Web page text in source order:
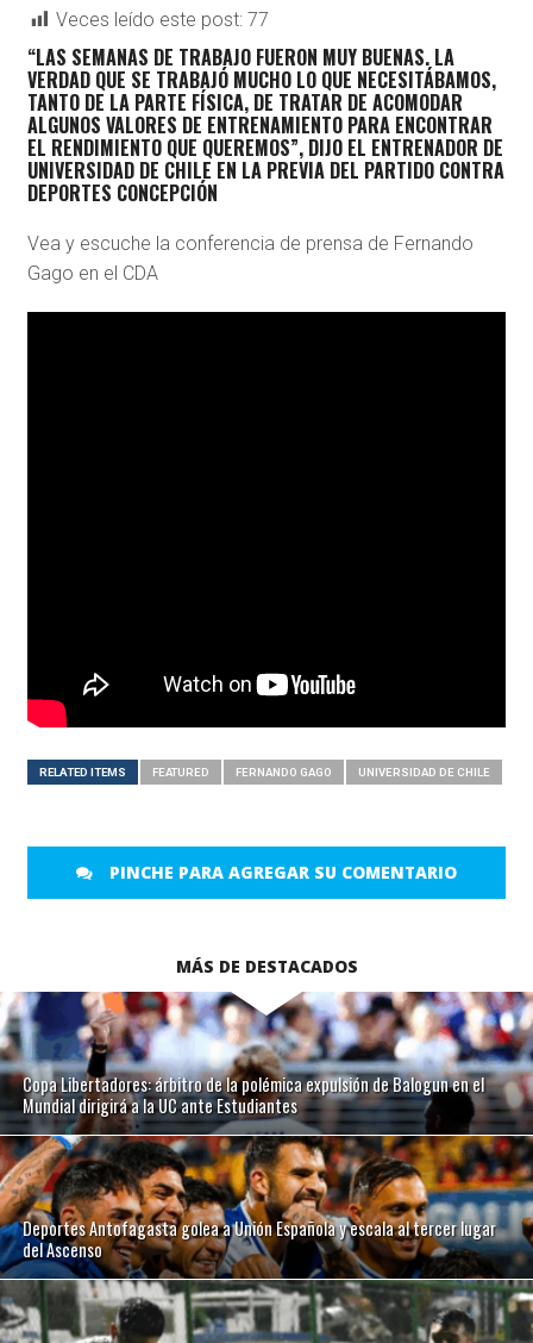
Veces leído este post: 77
“LAS SEMANAS DE TRABAJO FUERON MUY BUENAS. LA
VERDAD QUE SE TRABAJÓ MUCHO LO QUE NECESITÁBAMOS,
TANTO DE LA PARTE FÍSICA, DE TRATAR DE ACOMODAR
ALGUNOS VALORES DE ENTRENAMIENTO PARA ENCONTRAR
EL RENDIMIENTO QUE QUEREMOS”, DIJO EL ENTRENADOR DE
UNIVERSIDAD DE CHILE EN LA PREVIA DEL PARTIDO CONTRA
DEPORTES CONCEPCIÓN
Vea y escuche la conferencia de prensa de Fernando
Gago en el CDA
RELATED ITEMS FEATURED FERNANDO GAGO UNIVERSIDAD DE CHILE
PINCHE PARA AGREGAR SU COMENTARIO
MÁS DE DESTACADOS
Copa Libertadores: árbitro de la polémica expulsión de Balogun en el
Mundial dirigirá a la UC ante Estudiantes
Deportes Antofagasta golea a Unión Española y escala al tercer lugar
del Ascenso